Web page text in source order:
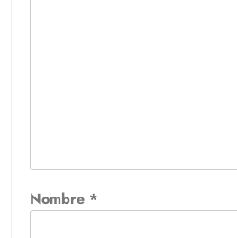
Nombre *